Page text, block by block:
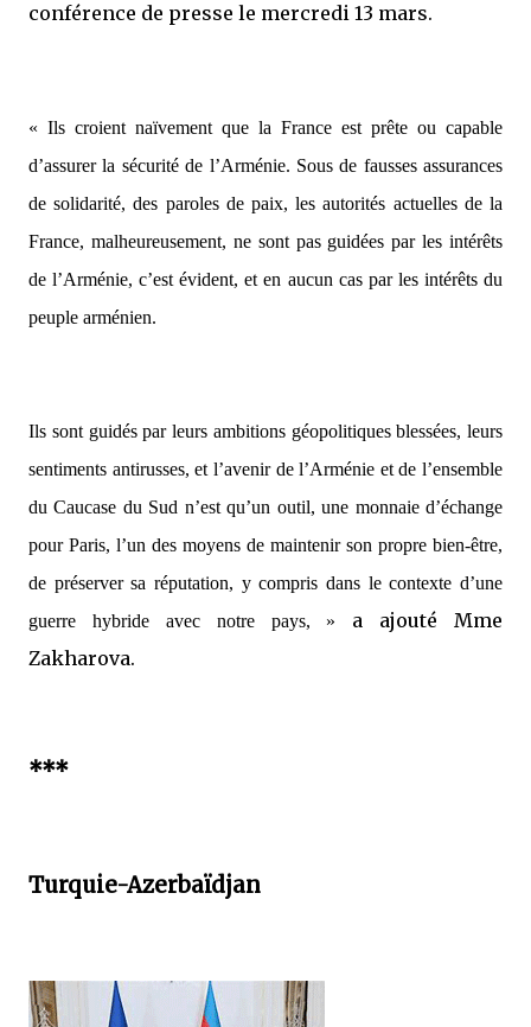
conférence de presse le mercredi 13 mars.
« Ils croient naïvement que la France est prête ou capable
d’assurer la sécurité de l’Arménie. Sous de fausses assurances
de solidarité, des paroles de paix, les autorités actuelles de la
France, malheureusement, ne sont pas guidées par les intérêts
de l’Arménie, c’est évident, et en aucun cas par les intérêts du
peuple arménien.
Ils sont guidés par leurs ambitions géopolitiques blessées, leurs
sentiments antirusses, et l’avenir de l’Arménie et de l’ensemble
du Caucase du Sud n’est qu’un outil, une monnaie d’échange
pour Paris, l’un des moyens de maintenir son propre bien-être,
de préserver sa réputation, y compris dans le contexte d’une
guerre hybride avec notre pays, »
a ajouté Mme
Zakharova.
***
Turquie-Azerbaïdjan